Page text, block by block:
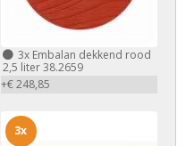
3xEmbalan dekkend rood
2,5 liter 38.2659
+€ 248,85
3x